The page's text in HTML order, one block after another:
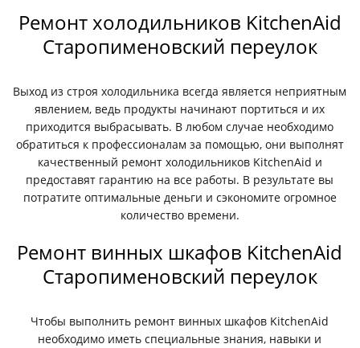
Ремонт холодильников KitchenAid
Старопименовский переулок
Выход из строя холодильника всегда является неприятным
явлением, ведь продукты начинают портиться и их
приходится выбрасывать. В любом случае необходимо
обратиться к профессионалам за помощью, они выполнят
качественный ремонт холодильников KitchenAid и
предоставят гарантию на все работы. В результате вы
потратите оптимальные деньги и сэкономите огромное
количество времени.
Ремонт винных шкафов KitchenAid
Старопименовский переулок
Чтобы выполнить ремонт винных шкафов KitchenAid
необходимо иметь специальные знания, навыки и